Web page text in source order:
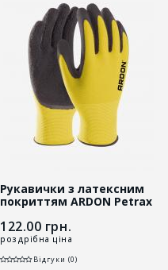
Рукавички з латексним
покриттям ARDON Petrax
122.00 грн.
роздрібна ціна
Відгуки (0)